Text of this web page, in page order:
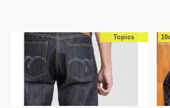
Topics